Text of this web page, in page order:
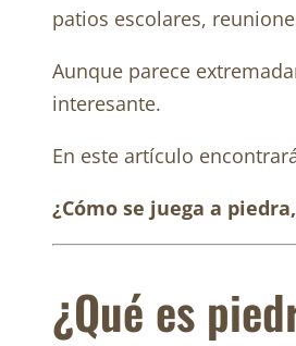
patios escolares,
Aunque parece
interesante.
En este artículo
¿Cómo se juega a
¿Qué es